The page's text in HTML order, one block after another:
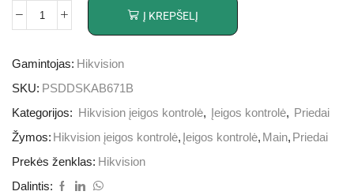
Į KREPŠELĮ
Gamintojas: Hikvision
SKU: PSDDSKAB671B
Kategorijos:
Hikvision įeigos kontrolė, Įeigos kontrolė, Priedai
Žymos: Hikvision įeigos kontrolė, Įeigos kontrolė, Main, Priedai
Prekės ženklas: Hikvision
Dalintis: